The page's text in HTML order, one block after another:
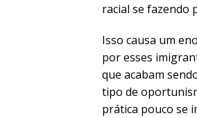
racial se fazendo
Isso causa um
por esses
que acabam
tipo de
prática pouco se